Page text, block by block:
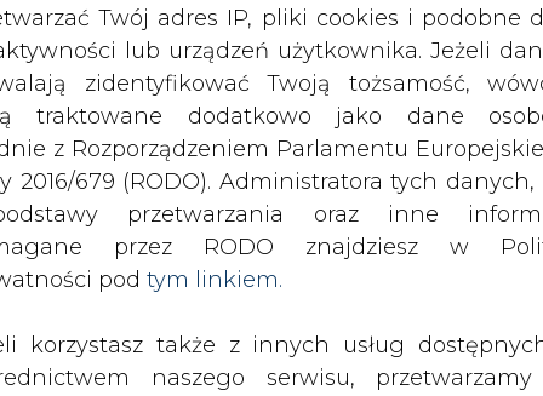
ZMIANY KADROWE NA RYNKU
Twój adres IP, pliki cookies i podobne
lub urządzeń użytkownika. Jeżeli
zidentyfikować Twoją tożsamość,
traktowane dodatkowo jako dane
z Rozporządzeniem Parlamentu
2016/679 (RODO). Administratora tych danych,
przetwarzania oraz inne
przez RODO znajdziesz w
pod tym linkiem.
korzystasz także z innych usług
naszego serwisu,
inwestuje w farmę wiatrową Kobylany
drukuj skomentuj udostępnij: